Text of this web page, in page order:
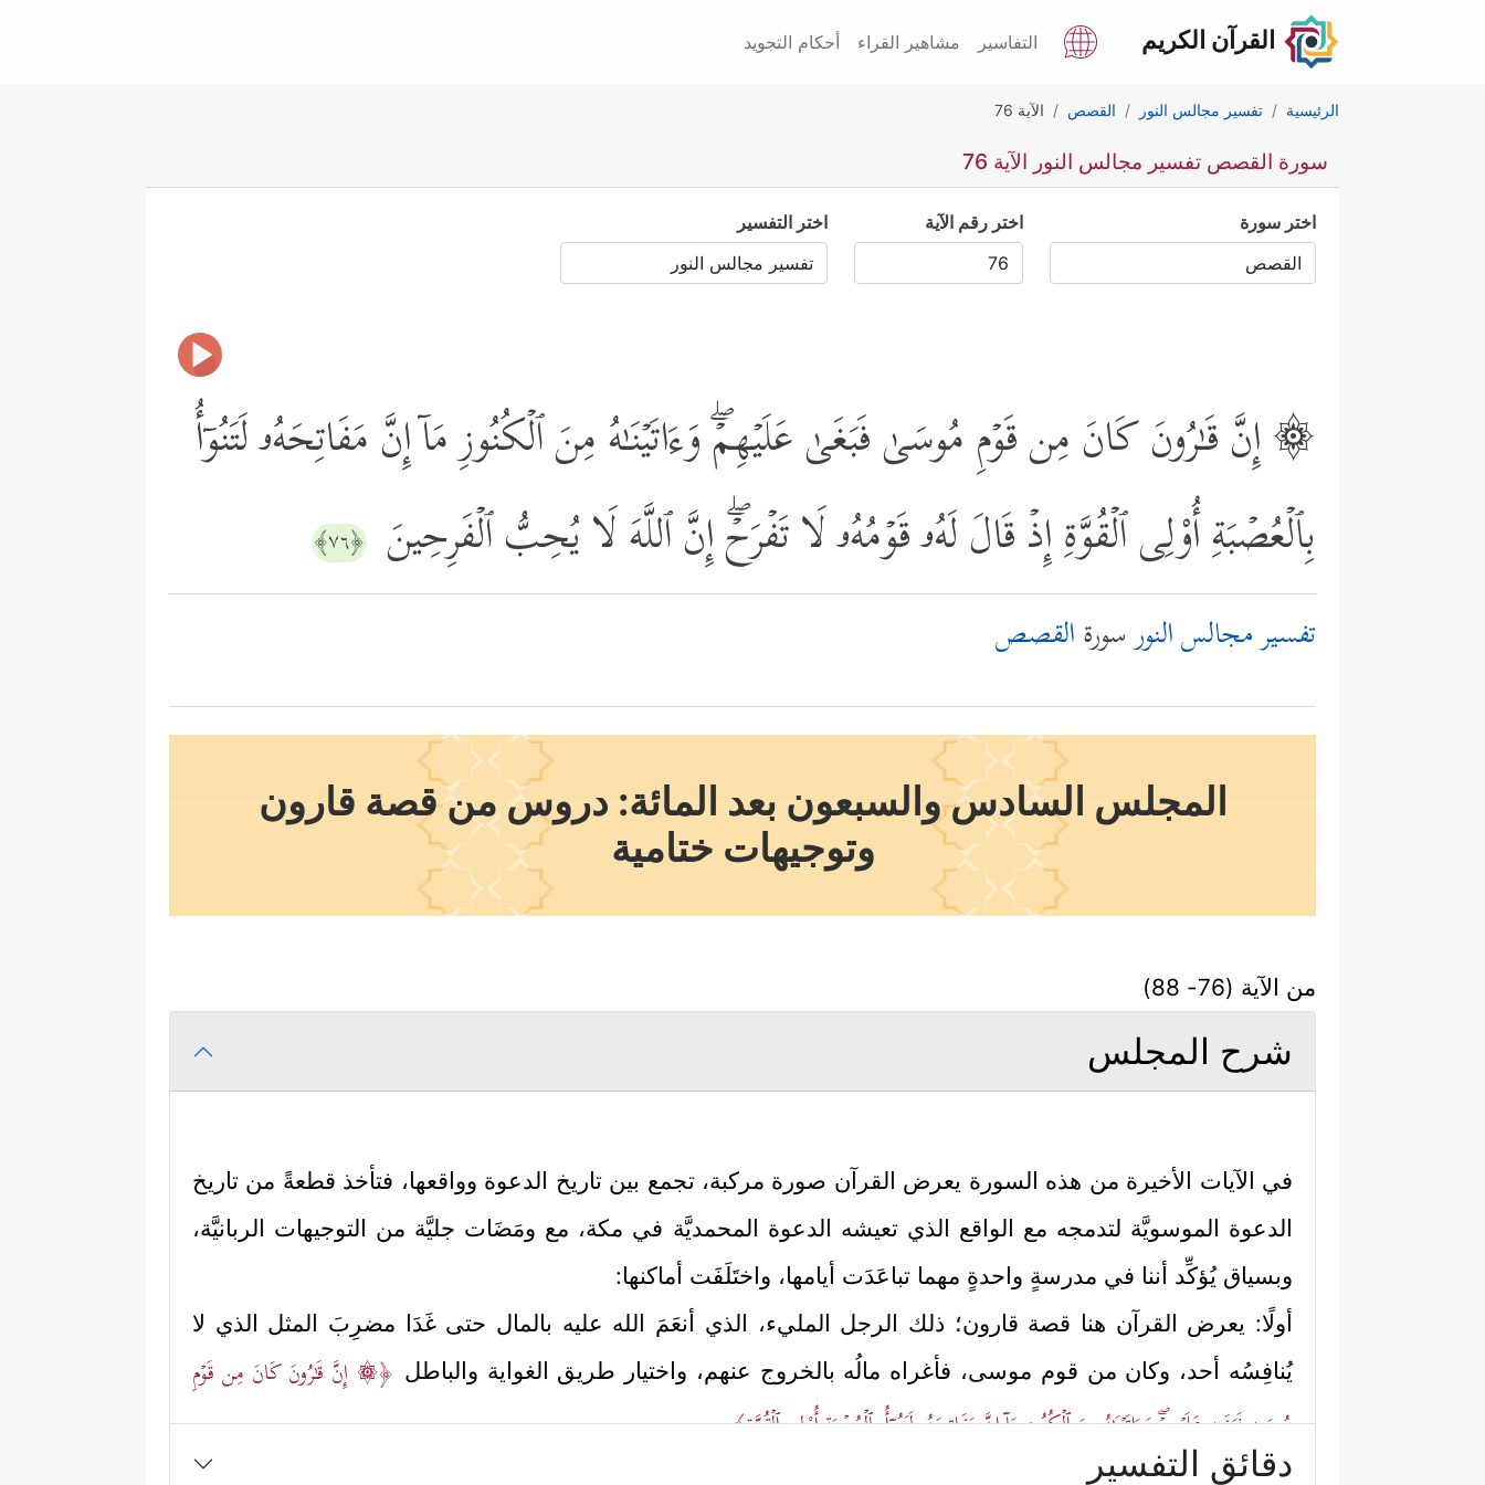
القرآن الكريم التفاسير مشاهير القراء أحكام التجويد
الرئيسية تفسير مجالس النور القصص الآية 76
سورة القصص تفسير مجالس النور الآية 76
اختر سورة اختر رقم الآية اختر التفسير
۞ إِنَّ قَـٰرُونَ كَانَ مِن قَوۡمِ مُوسَىٰ فَبَغَىٰ عَلَیۡهِمۡۖ وَءَاتَیۡنَـٰهُ مِنَ ٱلۡكُنُوزِ مَاۤ إِنَّ مَفَاتِحَهُۥ لَتَنُوۤأُ
بِٱلۡعُصۡبَةِ أُوْلِی ٱلۡقُوَّةِ إِذۡ قَالَ لَهُۥ قَوۡمُهُۥ لَا تَفۡرَحۡۖ إِنَّ ٱللَّهَ لَا یُحِبُّ ٱلۡفَرِحِینَ ﴿٧٦﴾
تفسير مجالس النورسورةالقصص
المجلس السادس والسبعون بعد المائة: دروس من قصة قارون
وتوجيهات ختامية
من الآية (76- 88)
شرح المجلس
في الآيات الأخيرة من هذه السورة يعرض القرآن صورة مركبة، تجمع بين تاريخ الدعوة وواقعها، فتأخذ قطعةً من تاريخ
الدعوة الموسويَّة لتدمجه مع الواقع الذي تعيشه الدعوة المحمديَّة في مكة، مع ومَضَات جليَّة من التوجيهات الربانيَّة،
وبسياق يُؤكِّد أننا في مدرسةٍ واحدةٍ مهما تباعَدَت أيامها، واختَلَفَت أماكنها:
أولًا: يعرض القرآن هنا قصة قارون؛ ذلك الرجل المليء، الذي أنعَمَ الله عليه بالمال حتى غَدَا مضرِبَ المثل الذي لا
يُنافِسُه أحد، وكان من قوم موسى، فأغراه مالُه بالخروج عنهم، واختيار طريق الغواية والباطل ﴿۞ إِنَّ قَـٰرُونَ كَانَ مِن قَوۡمِ
مُوسَىٰ فَبَغَىٰ عَلَیۡهِمۡۖ وَءَاتَیۡنَـٰهُ مِنَ ٱلۡكُنُوزِ مَاۤ إِنَّ مَفَاتِحَهُۥ لَتَنُوۤأُ بِٱلۡعُصۡبَةِ أُوْلِی ٱلۡقُوَّةِ﴾.
ثانيًا: يذكر القرآن أن قومه كانوا يدعونه إلى الخير، ويُحاولون نُصحَه وإنقاذه من هاوية الضلال التي أوقع نفسه فيها
دقائق التفسير